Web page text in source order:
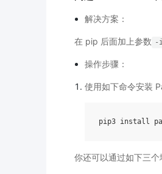
解决方案：
在 pip 后面加上参数 -
操作步骤：
使用如下命令安装
pip3 install
你还可以通过如下三